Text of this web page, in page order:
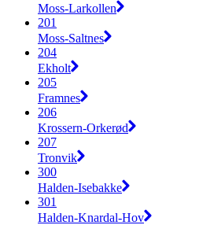
Moss-Larkollen
201
Moss-Saltnes
204
Ekholt
205
Framnes
206
Krossern-Orkerød
207
Tronvik
300
Halden-Isebakke
301
Halden-Knardal-Hov